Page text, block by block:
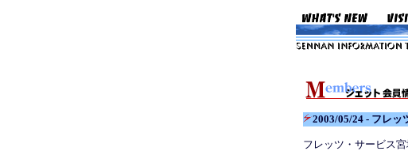
2003/05/24 - フレッ
フレッツ・サービス